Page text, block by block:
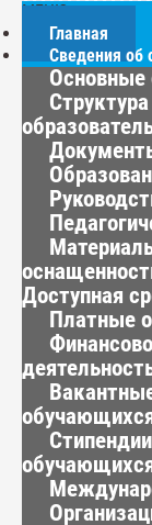
МЕНЮ
Главная
Сведения об
Основные
Доступная
Платные